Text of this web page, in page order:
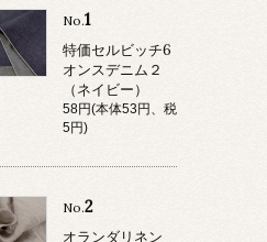
No.1
特価セルビッチ6
オンスデニム２
（ネイビー）
58円(本体53円、税
5円)
No.2
オランダリネン